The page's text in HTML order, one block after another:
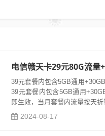
电信赣天卡29元80G流量
39元套餐内包含5GB通用
39元套餐内包含5GB通用
即生效，当月套餐内流量按天
2024-08-17